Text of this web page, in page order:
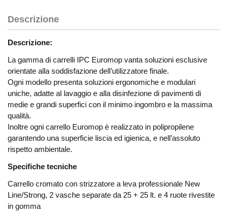
Descrizione
Descrizione:
La gamma di carrelli IPC Euromop vanta soluzioni esclusive
orientate alla soddisfazione dell’utilizzatore finale.
Ogni modello presenta soluzioni ergonomiche e modulari
uniche, adatte al lavaggio e alla disinfezione di pavimenti di
medie e grandi superfici con il minimo ingombro e la massima
qualità.
Inoltre ogni carrello Euromop è realizzato in polipropilene
garantendo una superficie liscia ed igienica, e nell’assoluto
rispetto ambientale.
Specifiche tecniche
Carrello cromato con strizzatore a leva professionale New
Line/Strong, 2 vasche separate da 25 + 25 lt. e 4 ruote rivestite
in gomma